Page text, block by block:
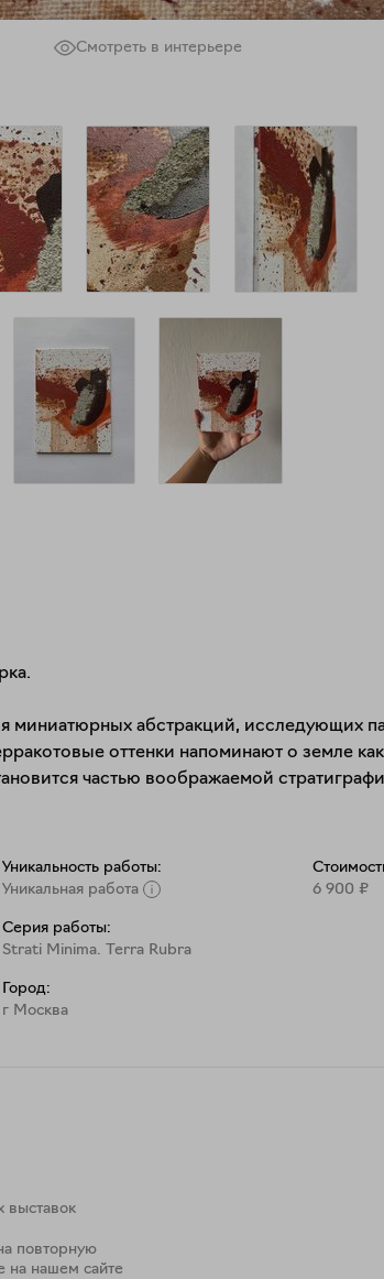
Смотреть в интерьере
миниатюрных абстракций, исследующих
оттенки напоминают о земле
частью воображаемой
Уникальность работы:
Уникальная работа
Серия работы:
Strati Minima. Terra Rubra
Город:
г Москва
6 900 ₽
выставок
повторную
на нашем сайте